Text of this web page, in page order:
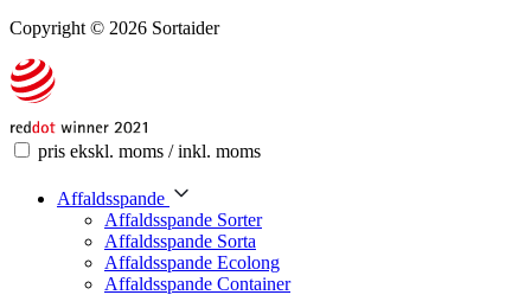
Copyright © 2026 Sortaider
pris ekskl. moms / inkl. moms
Affaldsspande
Affaldsspande Sorter
Affaldsspande Sorta
Affaldsspande Ecolong
Affaldsspande Container